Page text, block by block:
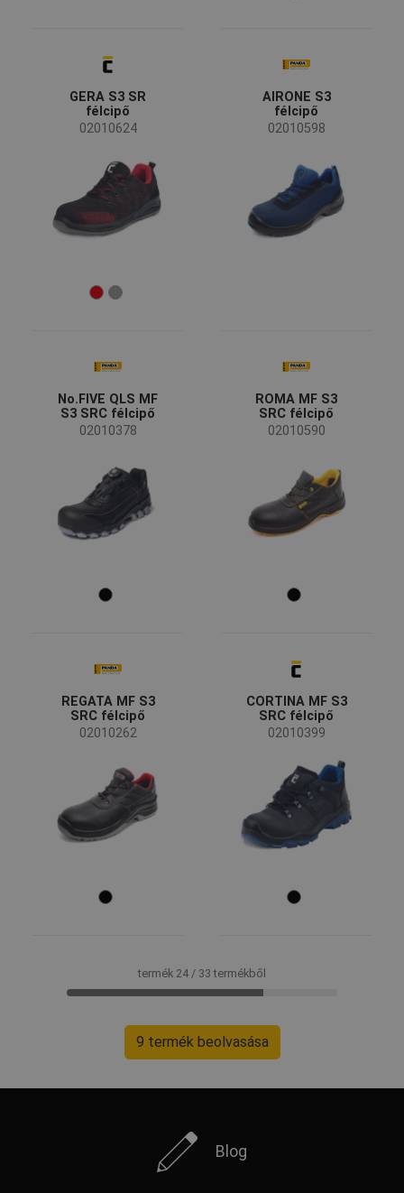
GERA S3 SR
félcipő
02010624
AIRONE S3
félcipő
02010598
No.FIVE QLS MF
S3 SRC félcipő
02010378
ROMA MF S3
SRC félcipő
02010590
REGATA MF S3
SRC félcipő
02010262
CORTINA MF S3
SRC félcipő
02010399
termék 24 / 33 termékből
9 termék beolvasása
Blog